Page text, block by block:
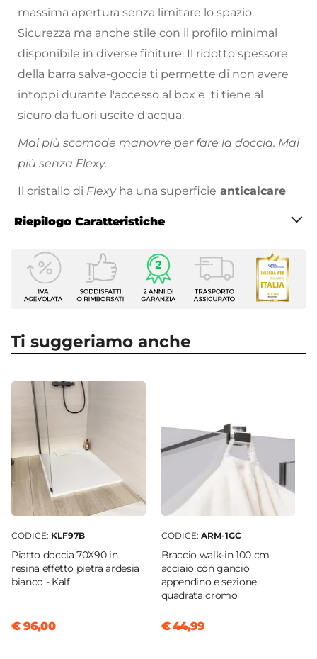
massima apertura senza limitare lo spazio.
Sicurezza ma anche stile con il profilo minimal
disponibile in diverse finiture. Il ridotto spessore
della barra salva-goccia ti permette di non avere
intoppi durante l'accesso al box e ti tiene al
sicuro da fuori uscite d'acqua.
Mai più scomode manovre per fare la doccia. Mai
più senza Flexy.
Il cristallo di Flexy ha una superficie anticalcare
Riepilogo Caratteristiche
Caratteristiche
Serie
Flexy
Apertura
Dimensione
90 x 70 cm
Reversibile
Sì - (90 x 70 cm)
Regolabile
Si
Larghezza Da - A
90 cm| 88 cm
Estensibile
Tramite profilo "Flexy" - € 34
Larghezza Massima
Ti suggeriamo anche
CODICE: KLF97B
Piatto doccia 70X90 in
resina effetto pietra ardesia
bianco - Kalf
€ 96,00
CODICE: ARM-1GC
Braccio walk-in 100 cm
acciaio con gancio
appendino e sezione
quadrata cromo
€ 44,99